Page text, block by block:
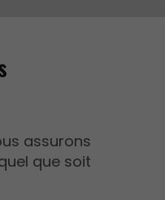
assurons
que soit